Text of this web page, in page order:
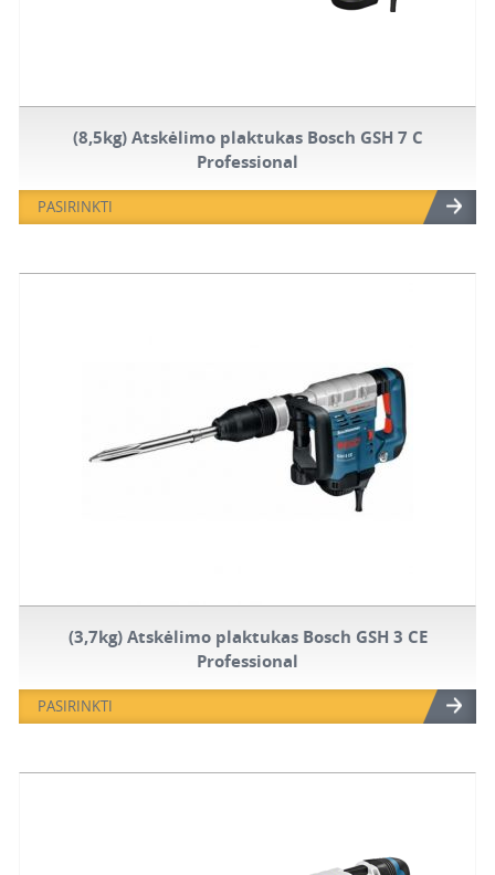
(8,5kg) Atskėlimo plaktukas Bosch GSH 7 C
Professional
PASIRINKTI
(3,7kg) Atskėlimo plaktukas Bosch GSH 3 CE
Professional
PASIRINKTI